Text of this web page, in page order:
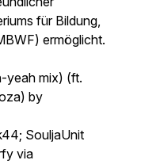
für Bildung,
ermöglicht.
yeah mix) (ft.
by
SouljaUnit
via